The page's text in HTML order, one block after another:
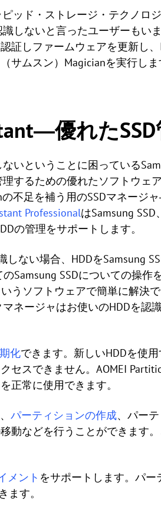
ッド・ストレージ・テクノロ
しないと言ったユーザーもい
証しファームウェアを更新し
サムスン）Magicianを実行しま
優れた
いということに困っている
理するための優れたソフトウェ
不足を補う用のSSDマネージ
ProfessionalはSamsung
の管理をサポートします。
ない場合、HDDをSamsung
Samsung SSDについての操作
うソフトウェアで簡単に解決
ネージャはお使いのHDDを認
化できます。新しいHDDを使
セスできません。AOMEI
正常に使用できます。
パーティションの作成、パー
動などを行うことができます
メント をサポートします。パー
ます。